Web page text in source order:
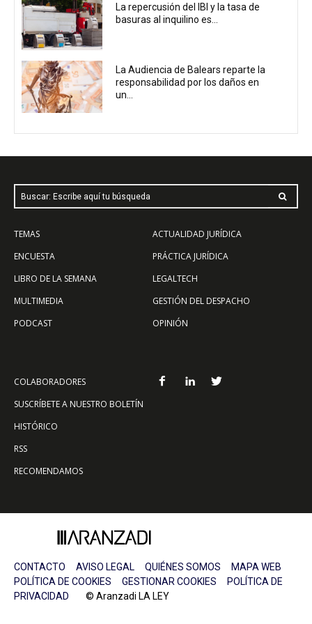
La repercusión del IBI y la tasa de
basuras al inquilino es...
La Audiencia de Balears reparte la
responsabilidad por los daños en
un...
Buscar: Escribe aquí tu búsqueda
TEMAS
ENCUESTA
LIBRO DE LA SEMANA
MULTIMEDIA
PODCAST
ACTUALIDAD JURÍDICA
PRÁCTICA JURÍDICA
LEGALTECH
GESTIÓN DEL DESPACHO
OPINIÓN
COLABORADORES
SUSCRÍBETE A NUESTRO BOLETÍN
HISTÓRICO
RSS
RECOMENDAMOS
CONTACTO AVISO LEGAL QUIÉNES SOMOS
MAPA WEB
POLÍTICA DE COOKIES
GESTIONAR COOKIES
POLÍTICA DE
PRIVACIDAD © Aranzadi LA LEY